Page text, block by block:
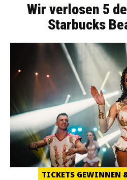
Wir verlosen 5
Starbucks
TICKETS GEWINNEN